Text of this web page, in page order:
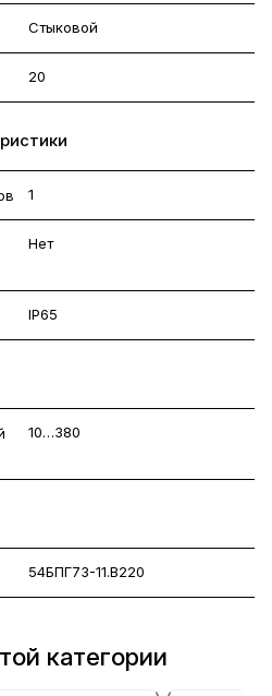
Стыковой
20
1
Нет
IP65
10…380
54БПГ73-11.В220
категории